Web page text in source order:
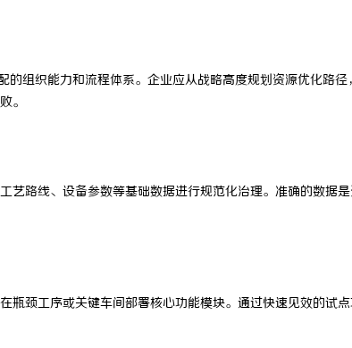
组织能力和流程体系。企业应从战略高度规划资源优化路
。
艺路线、设备参数等基础数据进行规范化治理。准确的数据
颈工序或关键车间部署核心功能模块。通过快速见效的试